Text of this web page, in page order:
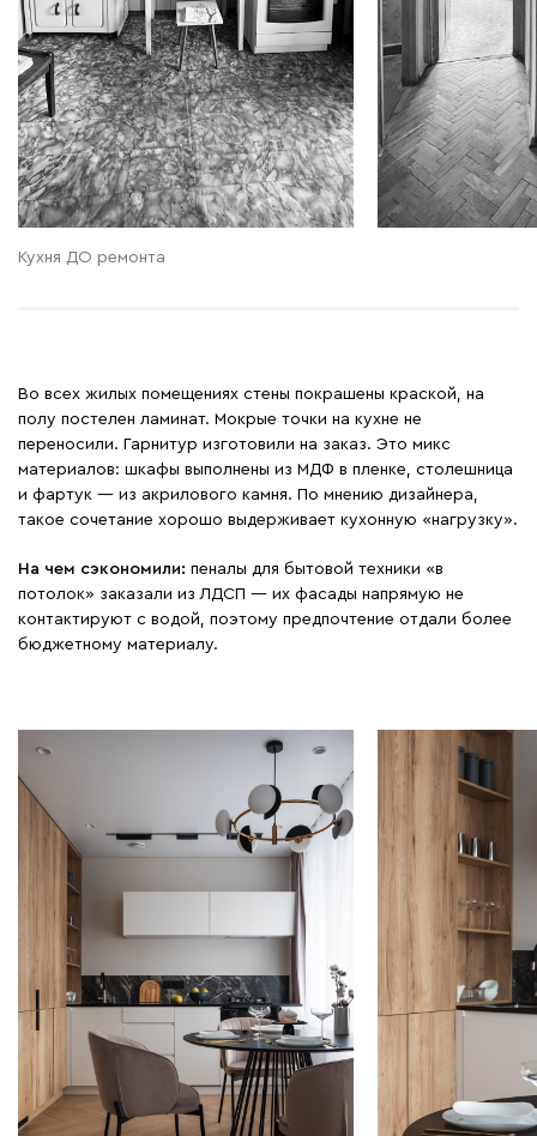
Кухня ДО ремонта
Во всех жилых помещениях стены покрашены краской, на
полу постелен ламинат. Мокрые точки на кухне не
переносили. Гарнитур изготовили на заказ. Это микс
материалов: шкафы выполнены из МДФ в пленке, столешница
и фартук — из акрилового камня. По мнению дизайнера,
такое сочетание хорошо выдерживает кухонную «нагрузку».
На чем сэкономили: пеналы для бытовой техники «в
потолок» заказали из ЛДСП — их фасады напрямую не
контактируют с водой, поэтому предпочтение отдали более
бюджетному материалу.